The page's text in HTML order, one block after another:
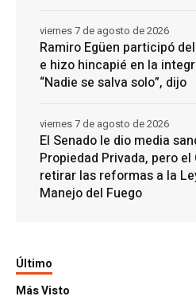
Ramiro Egüen participó
e hizo hincapié en la
“Nadie se salva solo”, dijo
viernes 7 de agosto de 2026
El Senado le dio media
Propiedad Privada, pero
retirar las reformas a la
Manejo del Fuego
viernes 7 de agosto de 2026
Último
Más Visto